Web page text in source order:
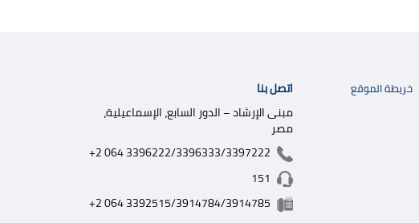
اتصل بنا
مبنى الإرشاد – الدور السابع، الإسماعيلية،
مصر
+2 064 3396222/3396333/3397222
151
+2 064 3392515/3914784/3914785
خريطة الموقع